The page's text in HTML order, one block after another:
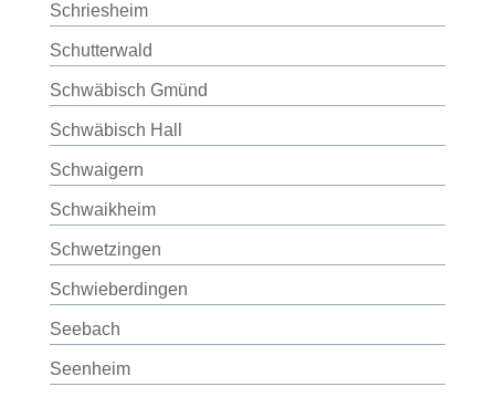
Schriesheim
Schutterwald
Schwäbisch Gmünd
Schwäbisch Hall
Schwaigern
Schwaikheim
Schwetzingen
Schwieberdingen
Seebach
Seenheim